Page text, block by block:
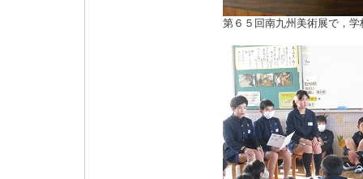
第６５回南九州美術展で，